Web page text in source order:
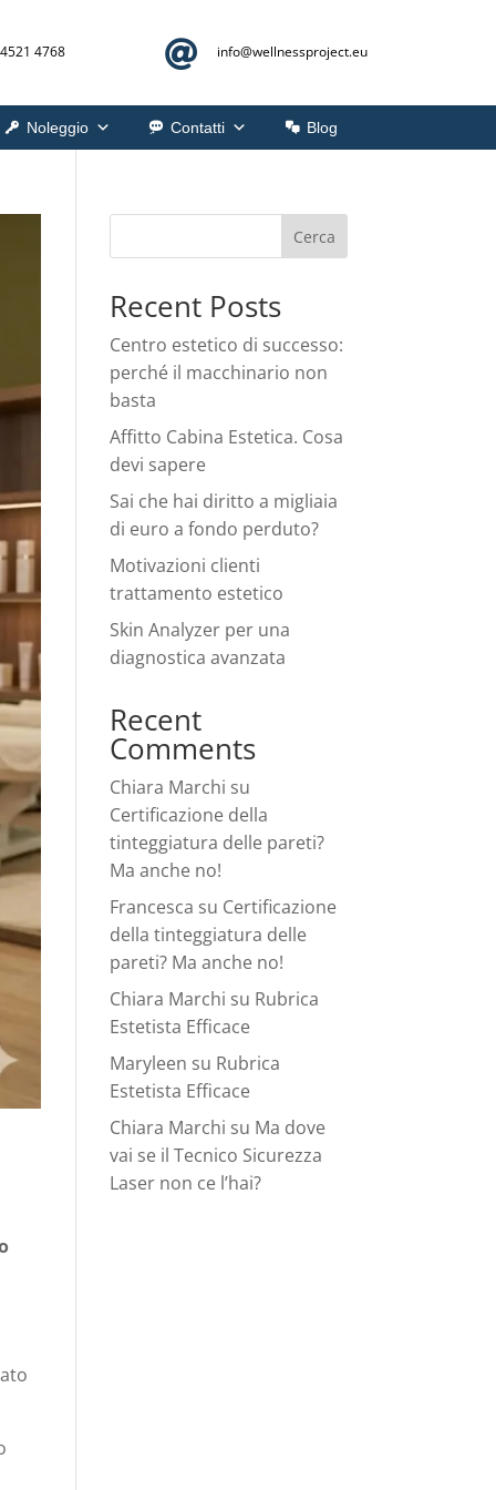
4768  info@wellnessproject.eu
Noleggio Contatti Blog
Cerca
Recent Posts
Centro estetico di successo:
perché il macchinario non
basta
Affitto Cabina Estetica. Cosa
devi sapere
Sai che hai diritto a migliaia
di euro a fondo perduto?
Motivazioni clienti
trattamento estetico
Skin Analyzer per una
diagnostica avanzata
Recent
Comments
Chiara Marchi su
Certificazione della
tinteggiatura delle pareti?
Ma anche no!
Francesca su Certificazione
della tinteggiatura delle
pareti? Ma anche no!
Chiara Marchi su Rubrica
Estetista Efficace
Maryleen su Rubrica
Estetista Efficace
Chiara Marchi su Ma dove
vai se il Tecnico Sicurezza
Laser non ce l’hai?